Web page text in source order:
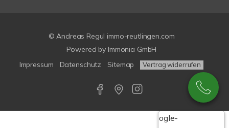
© Andreas Regul immo-reutlingen.com
Powered by Immonia GmbH
Impressum
Datenschutz Sitemap Vertrag widerrufen
Google-